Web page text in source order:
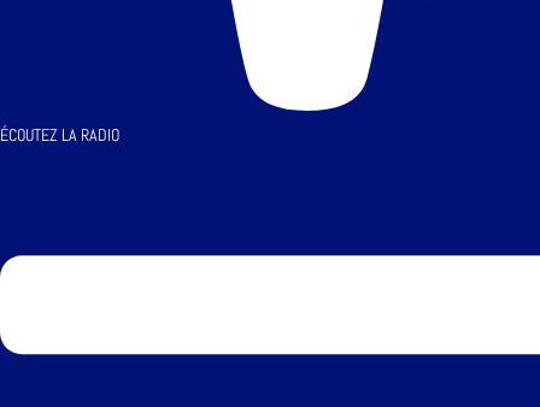
ÉCOUTEZ LA RADIO